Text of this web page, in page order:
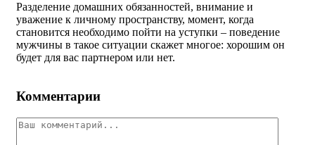
Разделение домашних обязанностей, внимание и
уважение к личному пространству, момент, когда
становится необходимо пойти на уступки – поведение
мужчины в такое ситуации скажет многое: хорошим он
будет для вас партнером или нет.
Комментарии